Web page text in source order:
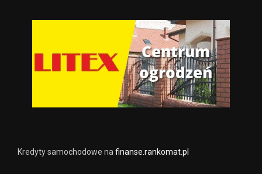
Kredyty samochodowe nafinanse.rankomat.pl